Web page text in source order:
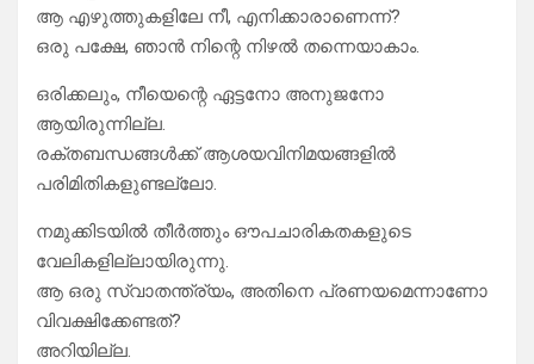
ആ എഴുത്തുകളിലേ നീ, എനിക്കാരാണെന്ന്?
ഒരു പക്ഷേ, ഞാൻ നിന്റെ നിഴൽ തന്നെയാകാം.
ഒരിക്കലും, നീയെന്റെ ഏട്ടനോ അനുജനോ
ആയിരുന്നില്ല.
രക്തബന്ധങ്ങൾക്ക് ആശയവിനിമയങ്ങളിൽ
പരിമിതികളുണ്ടല്ലോ.
നമുക്കിടയിൽ തീർത്തും ഔപചാരികതകളുടെ
വേലികളില്ലായിരുന്നു.
ആ ഒരു സ്വാതന്ത്ര്യം, അതിനെ പ്രണയമെന്നാണോ
വിവക്ഷിക്കേണ്ടത്?
അറിയില്ല.